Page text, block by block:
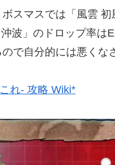
スマスでは「風雲
波」のドロップ率は
で自分的には悪くな
れ- 攻略 Wiki*